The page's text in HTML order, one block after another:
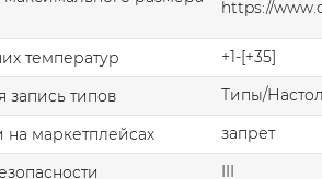
https://
температур
+1-[+35]
запись типов
Типы/
маркетплейсах
запрет
III